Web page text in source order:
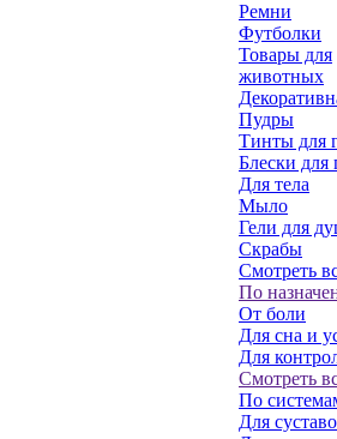
Ремни
Футболки
Товары для
животных
Пудры
Тинты для
Блески для
Для тела
Мыло
Гели для
Скрабы
Смотреть
По
От боли
Для сна и
Для
Смотреть
По
Для